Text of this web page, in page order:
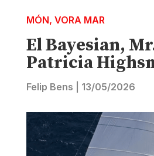
MÓN, VORA MAR
El Bayesian,
Patricia
Felip Bens 13/05/2026